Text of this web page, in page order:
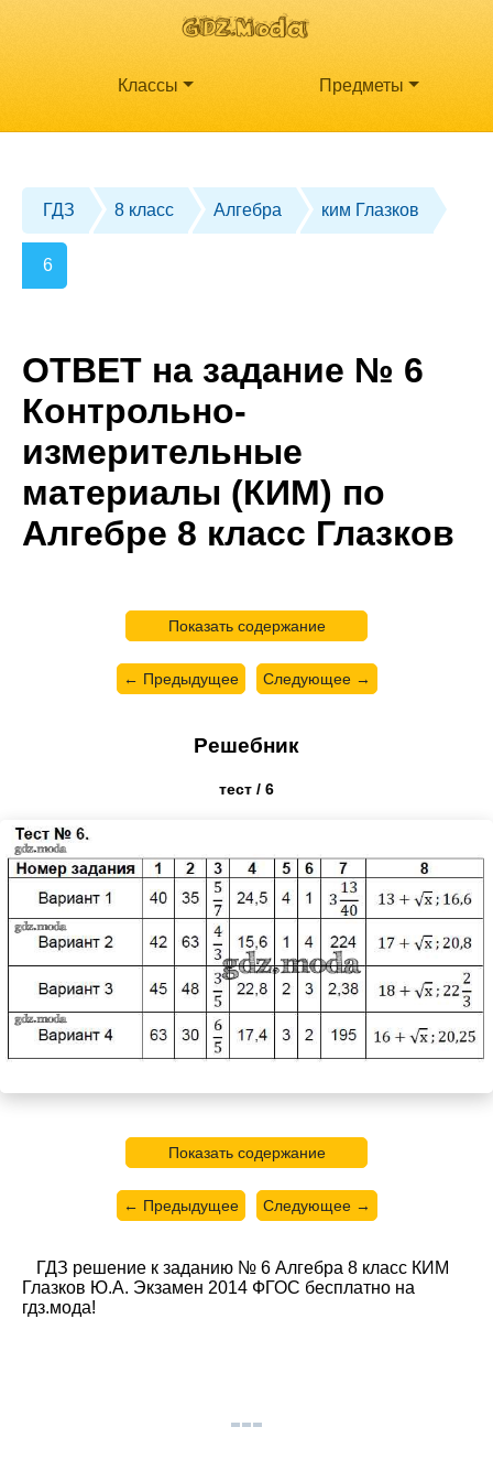
Классы Предметы
ГДЗ 8 класс Алгебра ким Глазков
6
ОТВЕТ на задание № 6
Контрольно-
измерительные
материалы (КИМ) по
Алгебре 8 класс Глазков
Показать содержание
← Предыдущее Следующее →
Решебник
тест / 6
Показать содержание
← Предыдущее Следующее →
ГДЗ решение к заданию № 6 Алгебра 8 класс КИМ
Глазков Ю.А. Экзамен 2014 ФГОС бесплатно на
гдз.мода!